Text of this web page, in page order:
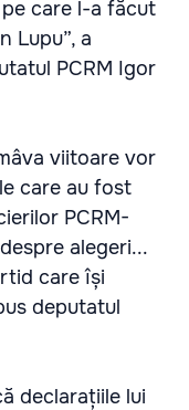
care l-a făcut
Lupu”, a
PCRM Igor
viitoare vor
care au fost
PCRM-
alegeri...
care își
deputatul
declarațiile lui